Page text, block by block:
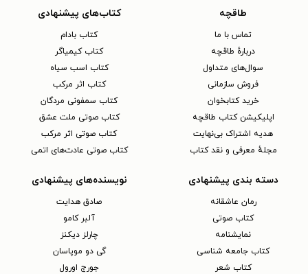
طاقچه
تماس با ما
دربارهٔ طاقچه
سوال‌های متداول
فروش سازمانی
خرید کتابخوان
اپلیکیشن کتاب طاقچه
هدیه اشتراک بی‌نهایت
مجلهٔ معرفی و نقد کتاب
کتاب‌های پیشنهادی
کتاب بادام
کتاب کیمیاگر
کتاب اسب سیاه
کتاب اثر مرکب
کتاب سمفونی مردگان
کتاب صوتی ملت عشق
کتاب صوتی اثر مرکب
کتاب صوتی عادت‌های اتمی
دسته بندی پیشنهادی
رمان عاشقانه
کتاب‌ صوتی
نمایشنامه
کتاب جامعه شناسی
کتاب شعر
نویسنده‌های پیشنهادی
صادق هدایت
آلبر کامو
چارلز دیکنز
گی دو موپاسان
جورج اورول